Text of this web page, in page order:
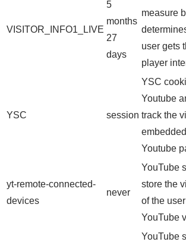
VISITOR_INFO1_LIVE
5
months
27
days
measure
user gets
player
YSC session
YSC
Youtube
track the
Youtube
yt-remote-connected-
devices
never
YouTube
store the
of the
YouTube
YouTube